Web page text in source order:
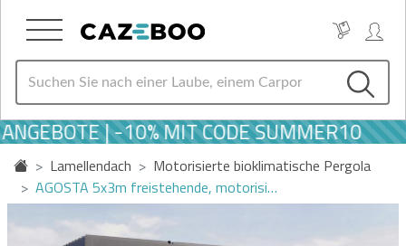
| -10% MIT CODE SUMMER10
Lamellendach
Motorisierte bioklimatische Pergola
AGOSTA 5x3m freistehende, motorisi…